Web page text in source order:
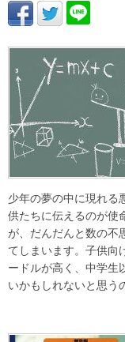
少年の夢の中に現れる
供たちに伝えるのが使
が、だんだんと数の不
てしまいます。子供向
ードルが高く、中学生
いかもしれないと思う